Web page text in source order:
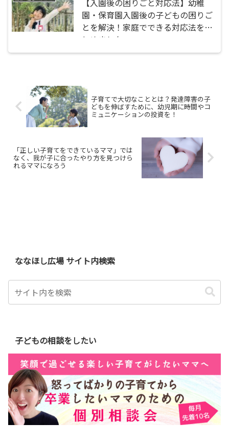
園・保育園入園後の子どもの困りご
とを解決！家庭でできる対応法をま
とめました
子育てで大切なこととは？発達障害の子
どもを伸ばすために、幼児期に時間やコ
ミュニケーションの投資を！
「正しい子育てをできているママ」では
なく、我が子に合ったやり方を見つけら
れるママになろう
ななほし広場 サイト内検索
子どもの相談をしたい